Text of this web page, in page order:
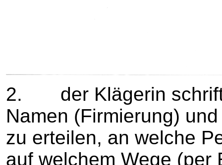
2. der Klägerin
Namen (Firmierung)
zu erteilen, an welche
auf welchem Wege (per